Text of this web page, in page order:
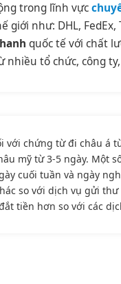
trong lĩnh vực
như: DHL,
quốc tế với chất
tổ chức, công
với chứng từ đi châu á
mỹ từ 3-5 ngày.
cuối tuần và ngày
so với dịch vụ gửi
tiền hơn so với các